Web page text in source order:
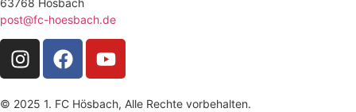
63768 Hösbach
post@fc-hoesbach.de
© 2025 1. FC Hösbach, Alle Rechte vorbehalten.